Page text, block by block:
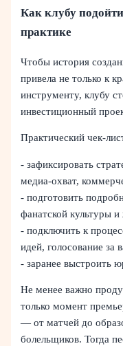
Как клубу
практике
Чтобы история
привела не только к
инструменту, клубу
инвестиционный
Практический
- зафиксировать
медиа‑охват,
- подготовить
фанатской культуры
- подключить к
идей, голосование за
- заранее выстроить
Не менее важно
только момент
— от матчей до
болельщиков. Тогда